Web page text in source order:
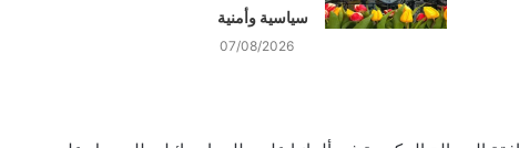
سياسية وأمنية
07/08/2026